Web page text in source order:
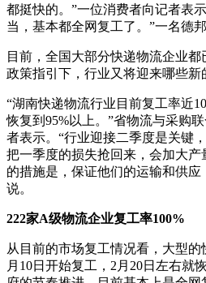
都挺快的。”一位消费者向记者表
当，基本都全网复工了。”一名德
目前，全国大部分快递物流企业
政策指引下，行业又将迎来哪些新
“湖南快递物流行业目前复工率近
恢复到95%以上。”省物流与采购
者表示。“行业迎接二季度是关键
把一季度的损失抢回来，会加大
的措施是，保证他们的运输和供
说。
222家A级物流企业复工率100%
从目前的市场复工情况看，大型的
月10日开始复工，2月20日左右就